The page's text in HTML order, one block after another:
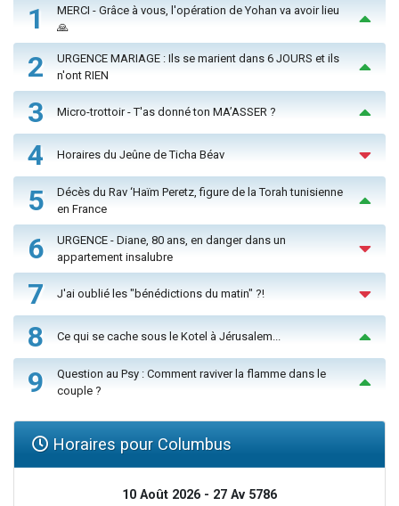
1
MERCI - Grâce à vous, l'opération de Yohan va avoir lieu
🙏
2
URGENCE MARIAGE : Ils se marient dans 6 JOURS et ils
n'ont RIEN
3 Micro-trottoir - T'as donné ton MA’ASSER ?
4 Horaires du Jeûne de Ticha Béav
5
Décès du Rav ‘Haïm Peretz, figure de la Torah tunisienne
en France
6
URGENCE - Diane, 80 ans, en danger dans un
appartement insalubre
7 J'ai oublié les "bénédictions du matin" ?!
8 Ce qui se cache sous le Kotel à Jérusalem...
9
Question au Psy : Comment raviver la flamme dans le
couple ?
Horaires pour Columbus
10 Août 2026 - 27 Av 5786